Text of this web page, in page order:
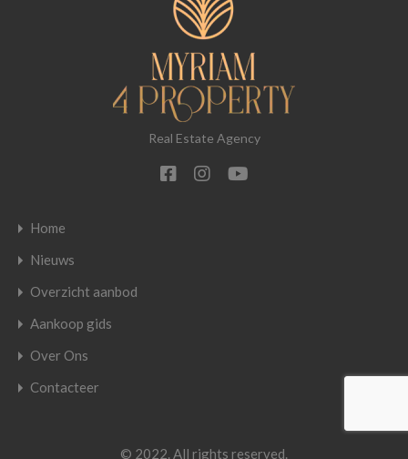
Real Estate Agency
Home
Nieuws
Overzicht aanbod
Aankoop gids
Over Ons
Contacteer
© 2022. All rights reserved.